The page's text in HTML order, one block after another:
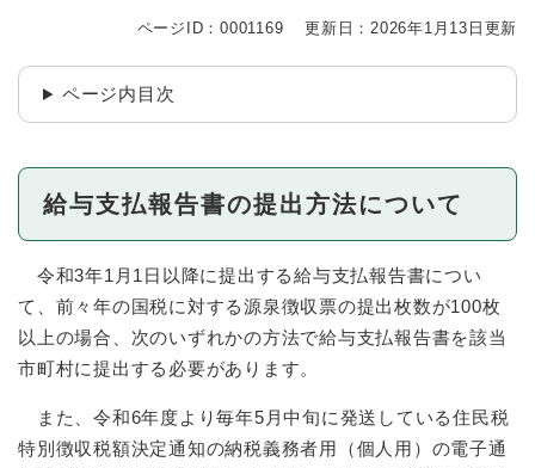
ページID：0001169 更新日：2026年1月13日更新
ページ内目次
給与支払報告書の提出方法について
令和3年1月1日以降に提出する給与支払報告書につい
て、前々年の国税に対する源泉徴収票の提出枚数が100枚
以上の場合、次のいずれかの方法で給与支払報告書を該当
市町村に提出する必要があります。
また、令和6年度より毎年5月中旬に発送している住民税
特別徴収税額決定通知の納税義務者用（個人用）の電子通